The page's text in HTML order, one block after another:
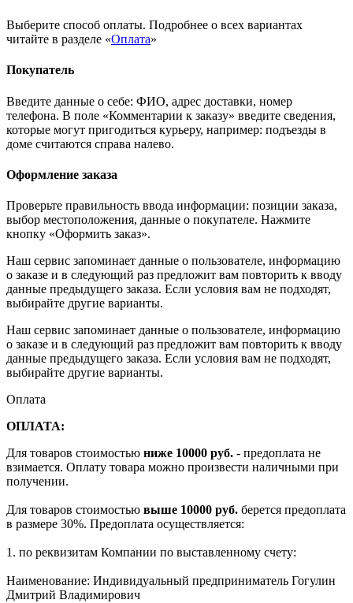
Выберите способ оплаты. Подробнее о всех вариантах
читайте в разделе «Оплата»
Покупатель
Введите данные о себе: ФИО, адрес доставки, номер
телефона. В поле «Комментарии к заказу» введите сведения,
которые могут пригодиться курьеру, например: подъезды в
доме считаются справа налево.
Оформление заказа
Проверьте правильность ввода информации: позиции заказа,
выбор местоположения, данные о покупателе. Нажмите
кнопку «Оформить заказ».
Наш сервис запоминает данные о пользователе, информацию
о заказе и в следующий раз предложит вам повторить к вводу
данные предыдущего заказа. Если условия вам не подходят,
выбирайте другие варианты.
Наш сервис запоминает данные о пользователе, информацию
о заказе и в следующий раз предложит вам повторить к вводу
данные предыдущего заказа. Если условия вам не подходят,
выбирайте другие варианты.
Оплата
ОПЛАТА:
Для товаров стоимостью ниже 10000 руб. - предоплата не
взимается. Оплату товара можно произвести наличными при
получении.
Для товаров стоимостью выше 10000 руб. берется предоплата
в размере 30%. Предоплата осуществляется:
1. по реквизитам Компании по выставленному счету:
Наименование: Индивидуальный предприниматель Гогулин
Дмитрий Владимирович